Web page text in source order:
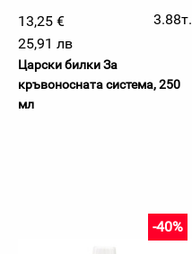
13,25 €
3.88т.
25,91 лв
Царски билки За
кръвоносната система, 250
мл
-40%